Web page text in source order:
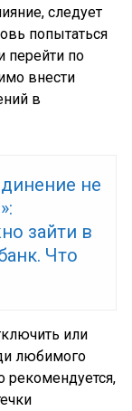
следует
попытаться
перейти по
внести
в
не
зайти в
Что
или
любимого
рекомендуется,